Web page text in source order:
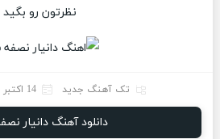
نظرتون رو بگید
تک آهنگ جدید 14 اکتبر 2025
دانلود آهنگ دانیار